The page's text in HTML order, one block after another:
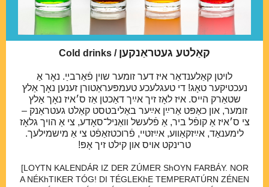
Cold drinks / קאַלטע געטראַנקען
לויטן קאַלענדאַר איז דער זומער שוין פֿאַרבײַ. נאָר אַ
נעכטיקער טאָג! די טעגלעכע טעמפּעראַטורן זענען נאָך אַלץ
שטאַרק הייס. איז לאָז זיך אײַך דאַכטן אַז ס׳איז נאָך אַלץ
זומער, און כאַפּט אַרײַן אײַער באַליבטסט קאַלט געטראַנק –
צי ס׳איז אַ קופֿל ביר, אַ פֿלעשל וואַניל־סאָדע, צי אַ הויך גלאָז
לימענאַד, אײַזקאַווע, אײַזטיי, פֿרוכטזאַפֿט צי אַ מישמילעך.
טרינקט אויס און קילט זיך אָפּ!
[LOYTN KALENDÁR IZ DER ZÚMER ShOYN FARBÁY. NOR
A NÉKhTIKER TÓG! DI TÉGLEKhE TEMPERATÚRN ZÉNEN